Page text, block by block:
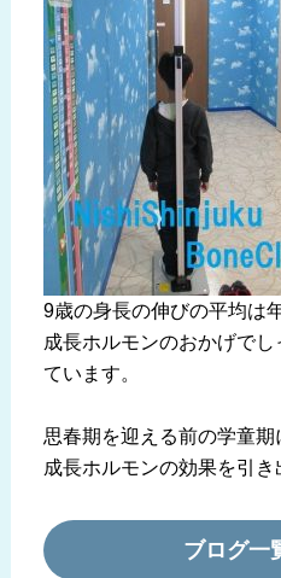
9歳の身長の伸びの平均は
成長ホルモンのおかげで
ています。
思春期を迎える前の学童
成長ホルモンの効果を引き
ブログ一